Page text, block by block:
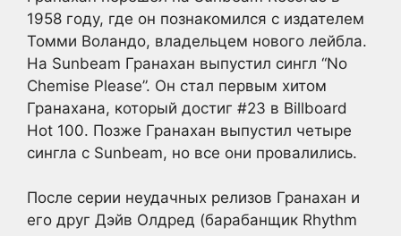
1958 году, где он познакомился с издателем
Томми Воландо, владельцем нового лейбла.
На Sunbeam Гранахан выпустил сингл “No
Chemise Please”. Он стал первым хитом
Гранахана, который достиг #23 в Billboard
Hot 100. Позже Гранахан выпустил четыре
сингла с Sunbeam, но все они провалились.
После серии неудачных релизов Гранахан и
его друг Дэйв Олдред (барабанщик Rhythm